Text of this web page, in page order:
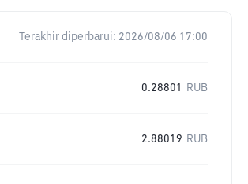
Terakhir diperbarui: 2026/08/06 17:00
0.28801 RUB
2.88019 RUB